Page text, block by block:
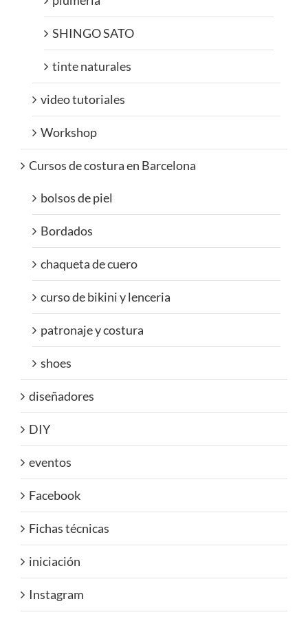
SHINGO SATO
tinte naturales
video tutoriales
Workshop
Cursos de costura en Barcelona
bolsos de piel
Bordados
chaqueta de cuero
curso de bikini y lenceria
patronaje y costura
shoes
diseñadores
DIY
eventos
Facebook
Fichas técnicas
iniciación
Instagram